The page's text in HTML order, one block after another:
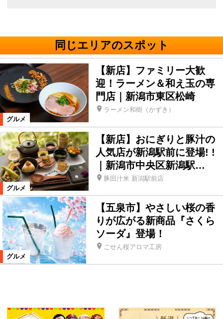
同じエリアのスポット
グルメ
【新店】ファミリー大歓
迎！ラーメン＆和え玉の専
門店｜新潟市東区松崎
ラーメン和樹（かずき）
グルメ
【新店】おにぎりと豚汁の
人気店が新潟駅前に登場! !
｜新潟市中央区新潟駅…
豚田汁米 新潟駅前店
グルメ
【五泉市】やさしい桜の香
りが広がる新商品『さくら
ソーダ』登場！
ごせん桜アロマ工房